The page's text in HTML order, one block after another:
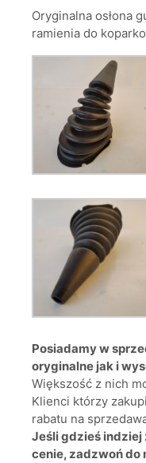
Oryginalna osłona
ramienia do
Posiadamy w
oryginalne jak i
Większość z nich
Klienci którzy
rabatu na
Jeśli gdzieś
cenie, zadzwoń do